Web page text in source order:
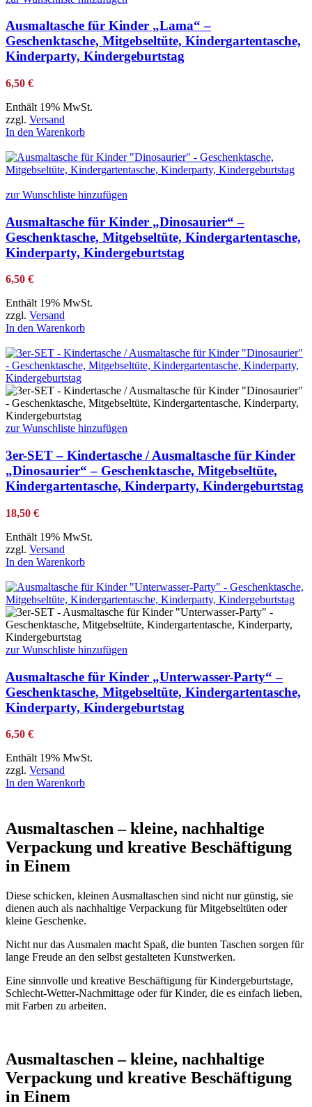
Ausmaltasche für Kinder „Lama“ –
Geschenktasche, Mitgebseltüte, Kindergartentasche,
Kinderparty, Kindergeburtstag
6,50 €
Enthält 19% MwSt.
zzgl. Versand
In den Warenkorb
zur Wunschliste hinzufügen
Ausmaltasche für Kinder „Dinosaurier“ –
Geschenktasche, Mitgebseltüte, Kindergartentasche,
Kinderparty, Kindergeburtstag
6,50 €
Enthält 19% MwSt.
zzgl. Versand
In den Warenkorb
zur Wunschliste hinzufügen
3er-SET – Kindertasche / Ausmaltasche für Kinder
„Dinosaurier“ – Geschenktasche, Mitgebseltüte,
Kindergartentasche, Kinderparty, Kindergeburtstag
18,50 €
Enthält 19% MwSt.
zzgl. Versand
In den Warenkorb
zur Wunschliste hinzufügen
Ausmaltasche für Kinder „Unterwasser-Party“ –
Geschenktasche, Mitgebseltüte, Kindergartentasche,
Kinderparty, Kindergeburtstag
6,50 €
Enthält 19% MwSt.
zzgl. Versand
In den Warenkorb
Ausmaltaschen – kleine, nachhaltige
Verpackung und kreative Beschäftigung
in Einem
Diese schicken, kleinen Ausmaltaschen sind nicht nur günstig, sie
dienen auch als nachhaltige Verpackung für Mitgebseltüten oder
kleine Geschenke.
Nicht nur das Ausmalen macht Spaß, die bunten Taschen sorgen für
lange Freude an den selbst gestalteten Kunstwerken.
Eine sinnvolle und kreative Beschäftigung für Kindergeburtstage,
Schlecht-Wetter-Nachmittage oder für Kinder, die es einfach lieben,
mit Farben zu arbeiten.
Ausmaltaschen – kleine, nachhaltige
Verpackung und kreative Beschäftigung
in Einem